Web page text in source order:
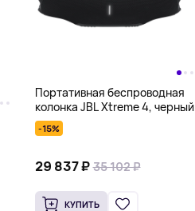
Портативная беспроводная
колонка JBL Xtreme 4, черный
-15%
29 837 ₽ 35 102 ₽
КУПИТЬ